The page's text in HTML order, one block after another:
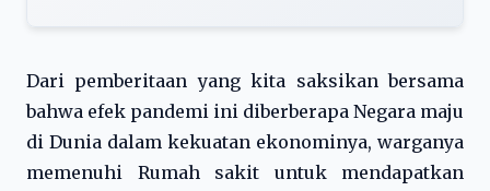
Dari pemberitaan yang kita saksikan bersama
bahwa efek pandemi ini diberberapa Negara maju
di Dunia dalam kekuatan ekonominya, warganya
memenuhi Rumah sakit untuk mendapatkan